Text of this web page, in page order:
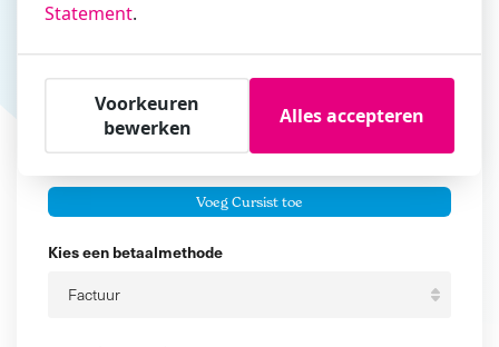
Nee
Cursisten
Voeg cursisten toe
Tussenvoegsel
Er zijn geencursisten.
Voeg Cursist toe
Kies een betaalmethode
Statement.
Voorkeuren
bewerken
Alles accepteren